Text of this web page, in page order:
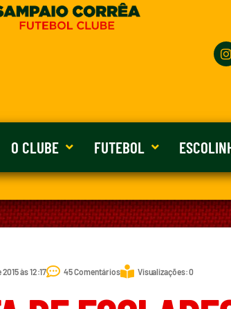
O CLUBE FUTEBOL
às 12:17 45 Comentários Visualizações: 0